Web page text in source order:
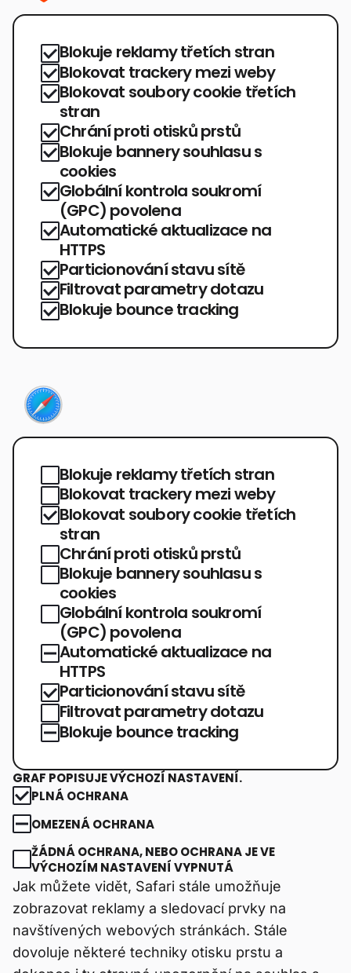
Blokuje reklamy třetích stran
Blokovat trackery mezi weby
Blokovat soubory cookie třetích
stran
Chrání proti otisků prstů
Blokuje bannery souhlasu s
cookies
Globální kontrola soukromí
(GPC) povolena
Automatické aktualizace na
HTTPS
Particionování stavu sítě
Filtrovat parametry dotazu
Blokuje bounce tracking
Blokuje reklamy třetích stran
Blokovat trackery mezi weby
Blokovat soubory cookie třetích
stran
Chrání proti otisků prstů
Blokuje bannery souhlasu s
cookies
Globální kontrola soukromí
(GPC) povolena
Automatické aktualizace na
HTTPS
Particionování stavu sítě
Filtrovat parametry dotazu
Blokuje bounce tracking
GRAF POPISUJE VÝCHOZÍ NASTAVENÍ.
PLNÁ OCHRANA
OMEZENÁ OCHRANA
ŽÁDNÁ OCHRANA, NEBO OCHRANA JE VE
VÝCHOZÍM NASTAVENÍ VYPNUTÁ
Jak můžete vidět, Safari stále umožňuje
zobrazovat reklamy a sledovací prvky na
navštívených webových stránkách. Stále
dovoluje některé techniky otisku prstu a